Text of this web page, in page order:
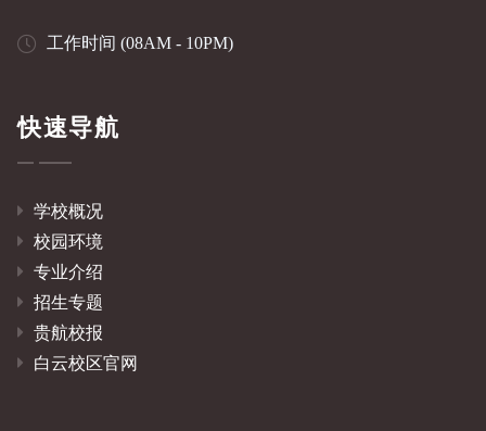
工作时间 (08AM - 10PM)
快速导航
学校概况
校园环境
专业介绍
招生专题
贵航校报
白云校区官网